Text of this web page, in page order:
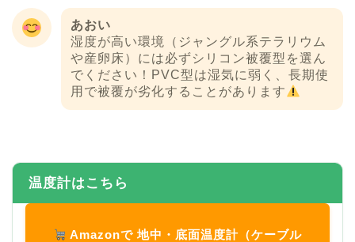
あおい
湿度が高い環境（ジャングル系テラリウム
や産卵床）には必ずシリコン被覆型を選ん
でください！PVC型は湿気に弱く、長期使
用で被覆が劣化することがあります
温度計はこちら
Amazonで 地中・底面温度計（ケーブル